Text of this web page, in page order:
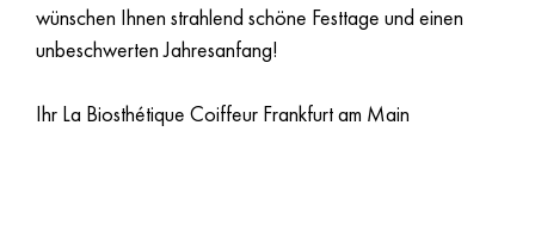
wünschen Ihnen strahlend schöne Festtage und einen
unbeschwerten Jahresanfang!
Ihr La Biosthétique Coiffeur Frankfurt am Main